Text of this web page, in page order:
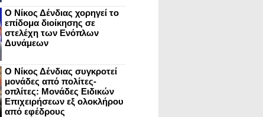
Ο Νίκος Δένδιας χορηγεί το
επίδομα διοίκησης σε
στελέχη των Ενόπλων
Δυνάμεων
Ο Νίκος Δένδιας συγκροτεί
μονάδες από πολίτες-
οπλίτες: Μονάδες Ειδικών
Επιχειρήσεων εξ ολοκλήρου
από εφέδρους